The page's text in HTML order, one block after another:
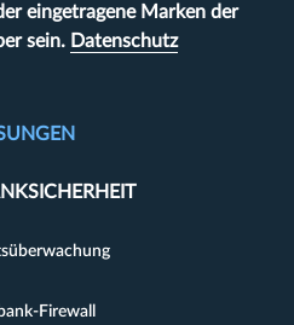
eingetragene Marken der
sein. Datenschutz
Firewall